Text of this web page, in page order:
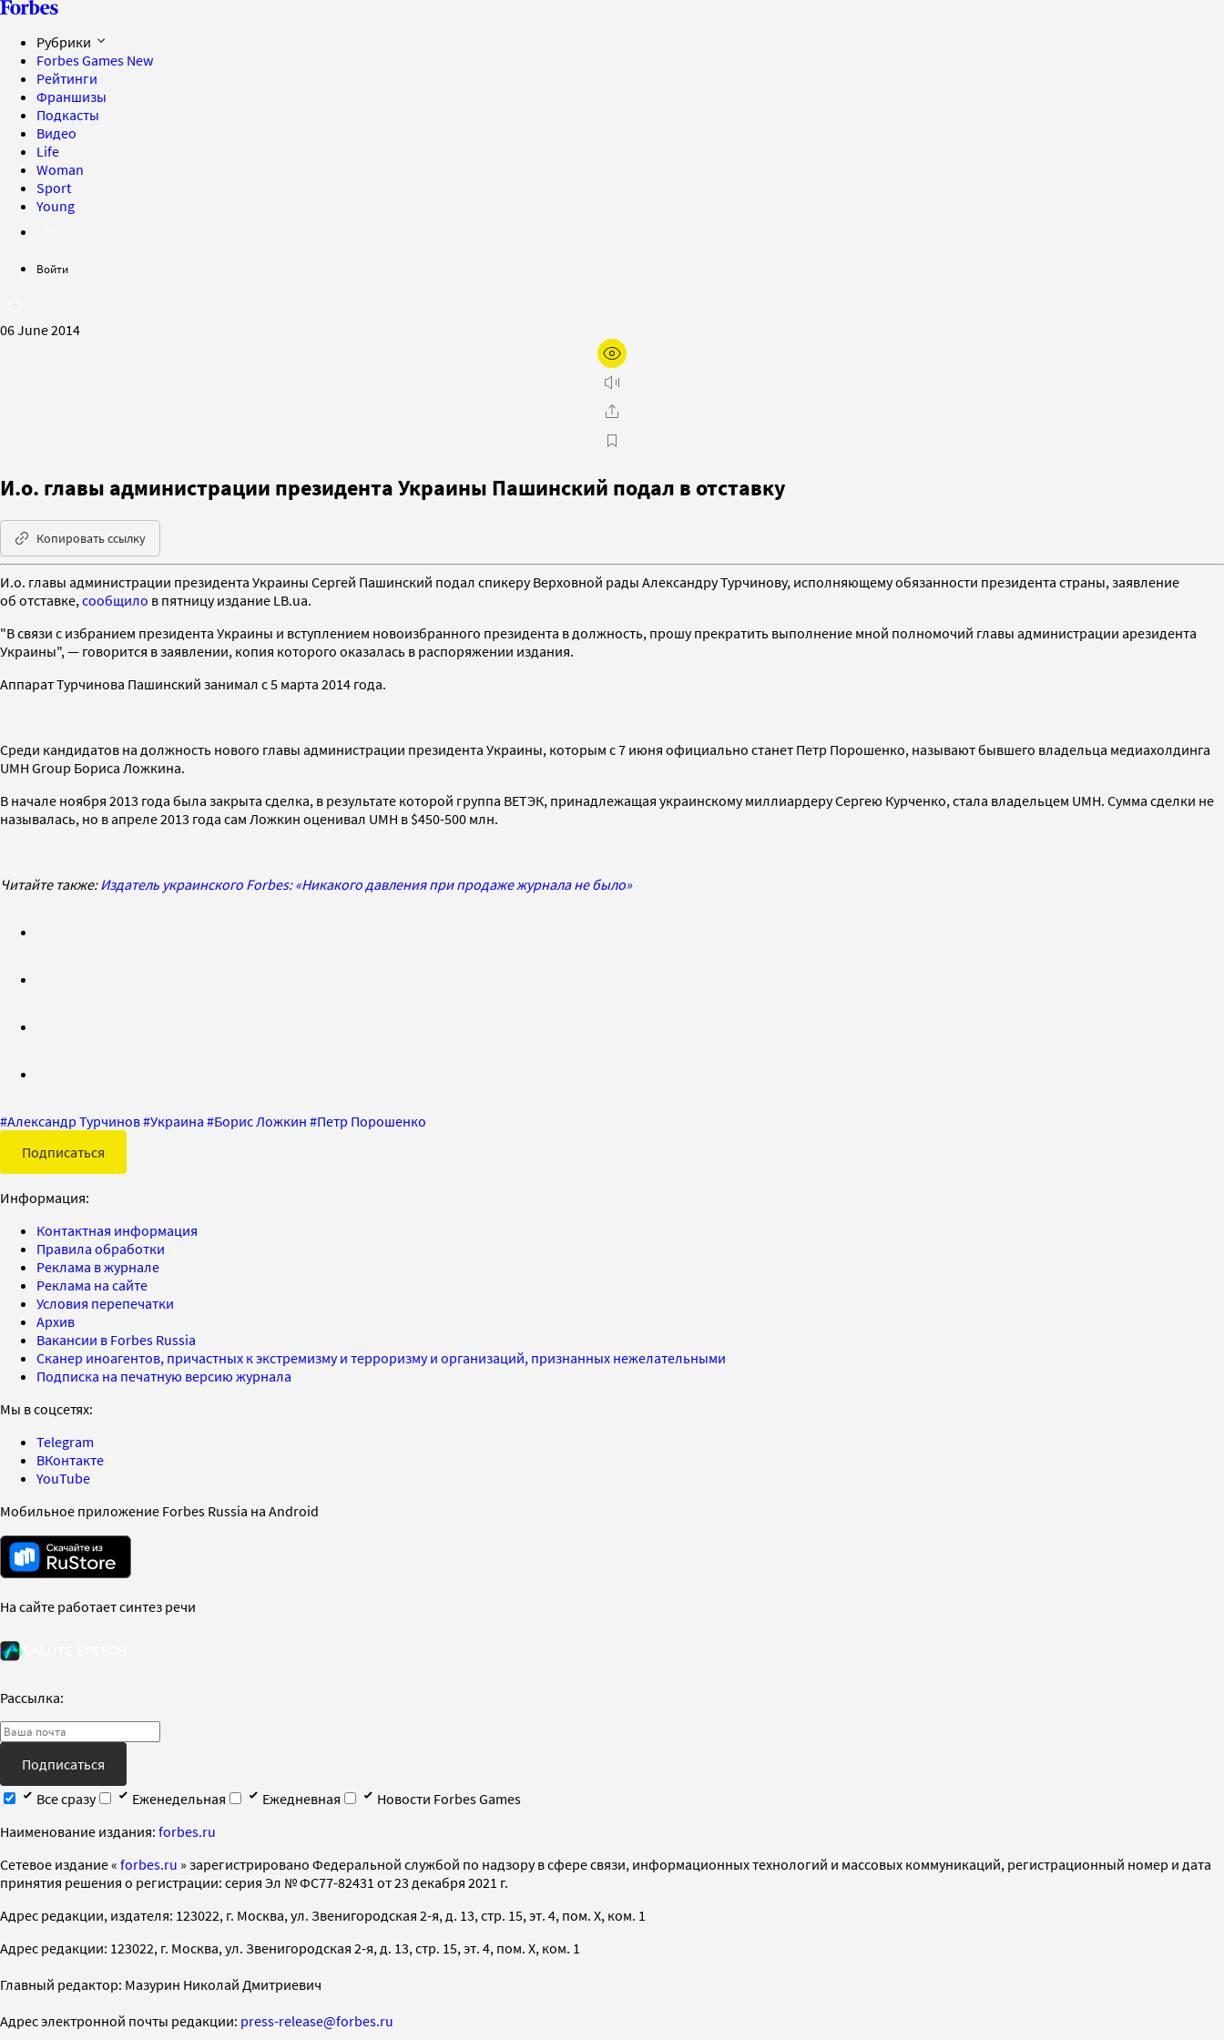
Рубрики
Forbes Games New
Рейтинги
Франшизы
Подкасты
Видео
Life
Woman
Sport
Young
Войти
06 June 2014
И.о. главы администрации президента Украины Пашинский подал в отставку
Копировать ссылку
И.о. главы администрации президента Украины Сергей Пашинский подал спикеру Верховной рады Александру Турчинову, исполняющему обязанности президента страны, заявление
об отставке, сообщило в пятницу издание LB.ua.
"В связи с избранием президента Украины и вступлением новоизбранного президента в должность, прошу прекратить выполнение мной полномочий главы администрации арезидента
Украины", — говорится в заявлении, копия которого оказалась в распоряжении издания.
Аппарат Турчинова Пашинский занимал с 5 марта 2014 года.
Среди кандидатов на должность нового главы администрации президента Украины, которым с 7 июня официально станет Петр Порошенко, называют бывшего владельца медиахолдинга
UMH Group Бориса Ложкина.
В начале ноября 2013 года была закрыта сделка, в результате которой группа ВЕТЭК, принадлежащая украинскому миллиардеру Сергею Курченко, стала владельцем UMH. Сумма сделки не
называлась, но в апреле 2013 года сам Ложкин оценивал UMH в $450-500 млн.
Читайте также:Издатель украинского Forbes: «Никакого давления при продаже журнала не было»
#Александр Турчинов#Украина #Борис Ложкин #Петр Порошенко
Подписаться
Информация:
Контактная информация
Правила обработки
Реклама в журнале
Реклама на сайте
Условия перепечатки
Архив
Вакансии в Forbes Russia
Сканер иноагентов, причастных к экстремизму и терроризму и организаций, признанных нежелательными
Подписка на печатную версию журнала
Мы в соцсетях:
Telegram
ВКонтакте
YouTube
Мобильное приложение Forbes Russia на Android
На сайте работает синтез речи
Рассылка:
Подписаться
Все сразу
Еженедельная Ежедневная
Новости Forbes Games
Наименование издания: forbes.ru
Cетевое издание « forbes.ru » зарегистрировано Федеральной службой по надзору в сфере связи, информационных технологий и массовых коммуникаций, регистрационный номер и дата
принятия решения о регистрации: серия Эл № ФС77-82431 от 23 декабря 2021 г.
Адрес редакции, издателя: 123022, г. Москва, ул. Звенигородская 2-я, д. 13, стр. 15, эт. 4, пом. X, ком. 1
Адрес редакции: 123022, г. Москва, ул. Звенигородская 2-я, д. 13, стр. 15, эт. 4, пом. X, ком. 1
Главный редактор: Мазурин Николай Дмитриевич
Адрес электронной почты редакции: press-release@forbes.ru